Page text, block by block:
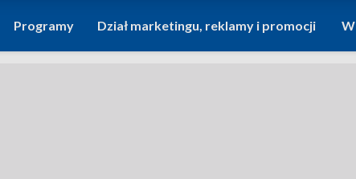
Programy Dział marketingu, reklamy i promocji